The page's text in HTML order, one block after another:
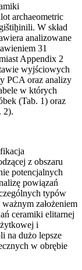
archaeometric
W skład
analizowane
31
Appendix 2
wyjściowych
PCA oraz analizy
w których
(Tab. 1) oraz
2).
z obszaru
potencjalnych
powiązań
typów
założeniem
ceramiki elitarnej
i
na dużo lepsze
w obrębie